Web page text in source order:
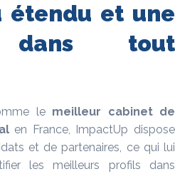
étendu et une
dans tout
le meilleur cabinet de
en France, ImpactUp dispose
et de partenaires, ce qui lui
les meilleurs profils dans